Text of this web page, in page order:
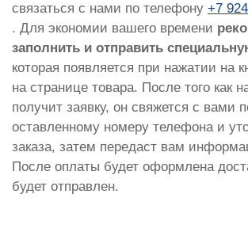
связаться с нами по телефону +7
. Для экономии вашего времени
заполнить и отправить
которая появляется при нажатии на
на странице товара. После того как
получит заявку, он свяжется с вами
оставленному номеру телефона и
заказа, затем передаст вам
После оплаты будет оформлена
будет отправлен.